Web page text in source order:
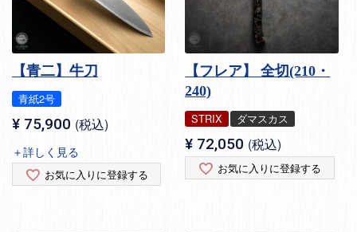
【青二】牛刀
青紙2号
¥ 75,900 税込
＋詳しく見る
お気に入りに登録する
【フレア】 全切(210・
240)
STRIX ダマスカス
¥ 72,050 税込
お気に入りに登録する